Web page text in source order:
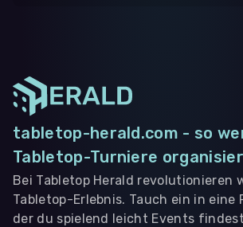
tabletop-herald.com - so
Tabletop-Turniere
Bei Tabletop Herald revolutionieren
Tabletop-Erlebnis. Tauch ein in
der du spielend leicht Events